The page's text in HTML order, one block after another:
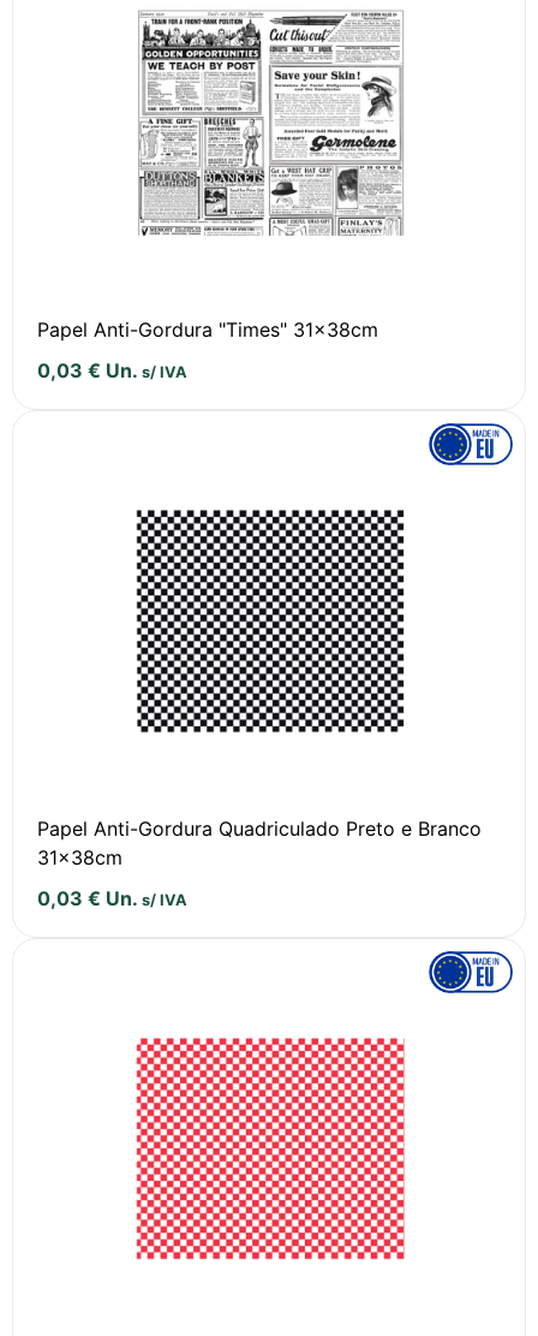
Papel Anti-Gordura "Times" 31x38cm
0,03 € Un. s/ IVA
Papel Anti-Gordura Quadriculado Preto e Branco
31x38cm
0,03 € Un. s/ IVA